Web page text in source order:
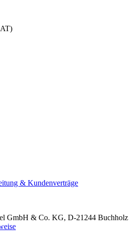
& Kundenverträge
GmbH & Co. KG, D-21244 Buchholz